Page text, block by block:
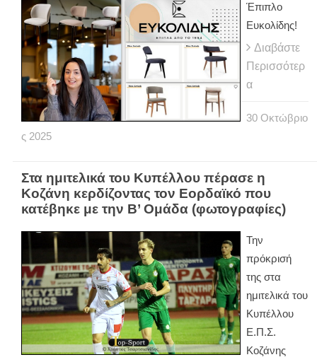
Έπιπλο
Ευκολίδης!
Διαβάστε
Περισσότερ
α
30 Οκτώβριο
ς 2025
Στα ημιτελικά του Κυπέλλου πέρασε η
Κοζάνη κερδίζοντας τον Εορδαϊκό που
κατέβηκε με την Β’ Ομάδα (φωτογραφίες)
Την
πρόκρισή
της στα
ημιτελικά του
Κυπέλλου
Ε.Π.Σ.
Κοζάνης